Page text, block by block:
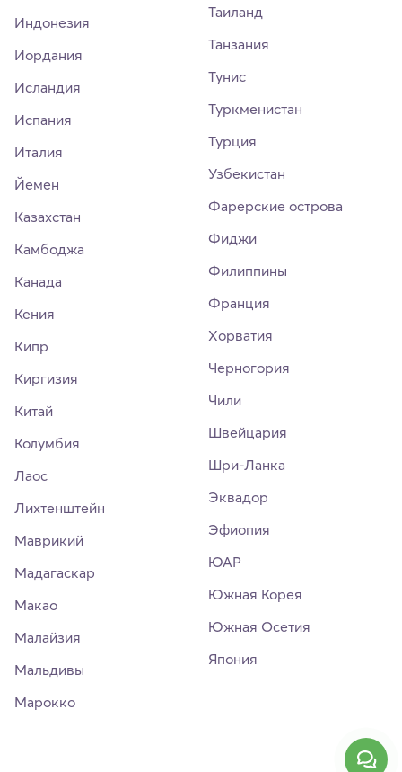
Индонезия
Иордания
Исландия
Испания
Италия
Йемен
Казахстан
Камбоджа
Канада
Кения
Кипр
Киргизия
Китай
Колумбия
Лаос
Лихтенштейн
Маврикий
Мадагаскар
Макао
Малайзия
Мальдивы
Марокко
Таиланд
Танзания
Тунис
Туркменистан
Турция
Узбекистан
Фарерские острова
Фиджи
Филиппины
Франция
Хорватия
Черногория
Чили
Швейцария
Шри-Ланка
Эквадор
Эфиопия
ЮАР
Южная Корея
Южная Осетия
Япония